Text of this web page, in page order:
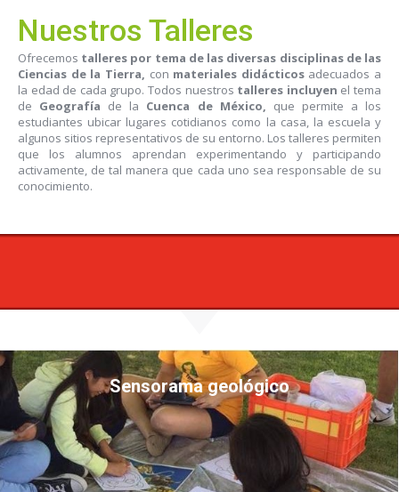
Nuestros Talleres
Ofrecemos talleres por tema de las diversas disciplinas de las
Ciencias de la Tierra, con materiales didácticos adecuados a
la edad de cada grupo. Todos nuestros talleres incluyen el tema
de Geografía de la Cuenca de México, que permite a los
estudiantes ubicar lugares cotidianos como la casa, la escuela y
algunos sitios representativos de su entorno. Los talleres permiten
que los alumnos aprendan experimentando y participando
activamente, de tal manera que cada uno sea responsable de su
conocimiento.
Sensorama geológico